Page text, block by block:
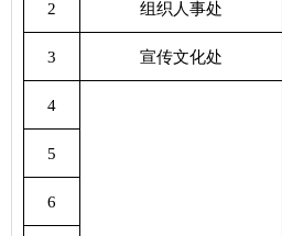
2 组织人事处
3 宣传文化处
4
5
6